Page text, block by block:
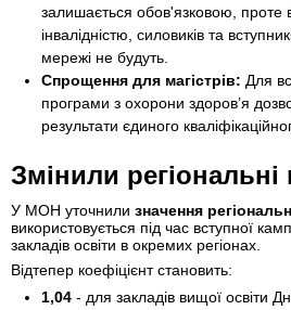
залишається обов'язковою, проте
інвалідністю, силовиків та
мережі не будуть.
Спрощення для магістрів: Для
програми з охорони здоров’я
результати єдиного
Змінили регіональні
У МОН уточнили значення
використовується під час вступної
закладів освіти в окремих регіонах.
Відтепер коефіцієнт становить:
1,04 - для закладів вищої освіти